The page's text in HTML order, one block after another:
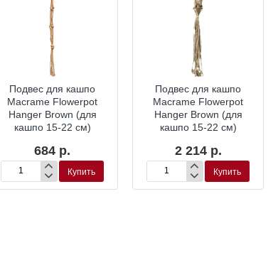
Подвес для кашпо
Macrame Flowerpot
Hanger Brown (для
кашпо 15-22 см)
684 р.
Подвес
для
Купить
Подвес для кашпо
Macrame Flowerpot
Hanger Brown (для
кашпо 15-22 см)
2 214 р.
Подвес
для
Купить